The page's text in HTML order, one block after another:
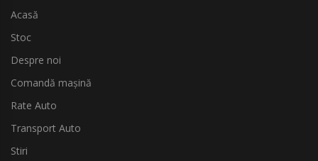
Acasă
Stoc
Despre noi
Comandă mașină
Rate Auto
Transport Auto
Stiri